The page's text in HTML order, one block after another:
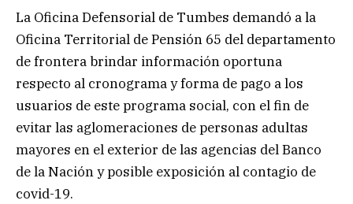
La Oficina Defensorial de Tumbes demandó a la
Oficina Territorial de Pensión 65 del departamento
de frontera brindar información oportuna
respecto al cronograma y forma de pago a los
usuarios de este programa social, con el fin de
evitar las aglomeraciones de personas adultas
mayores en el exterior de las agencias del Banco
de la Nación y posible exposición al contagio de
covid-19.